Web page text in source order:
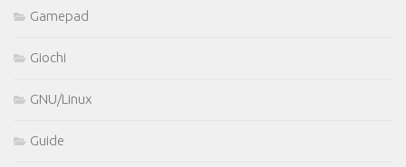
Gamepad
Giochi
GNU/Linux
Guide